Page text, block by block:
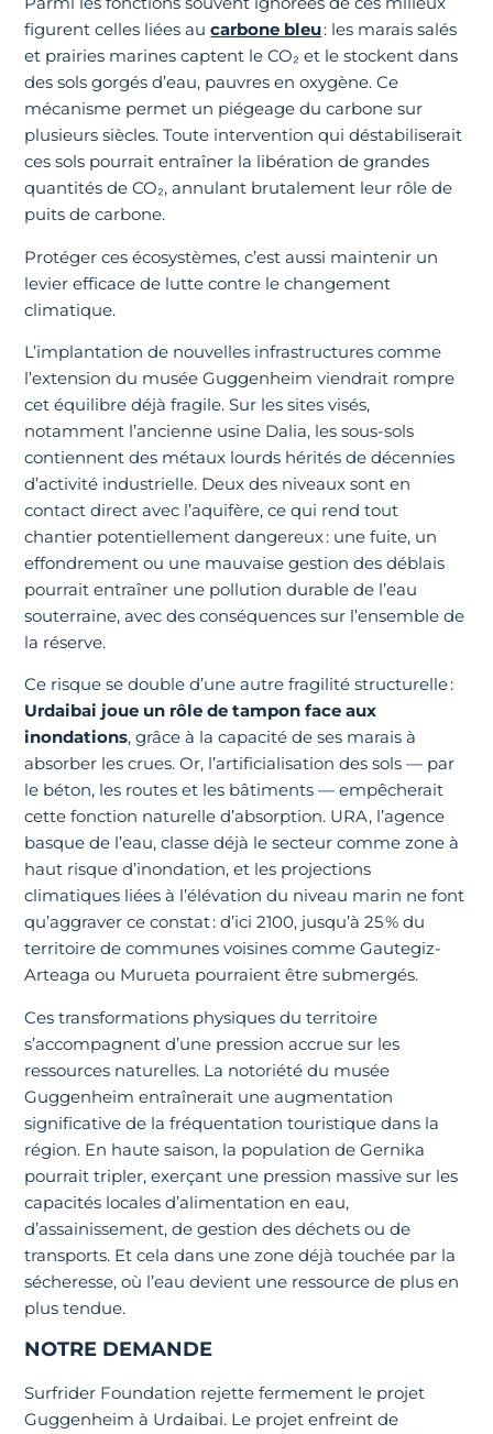
figurent celles liées aucarbone bleu: les marais salés
et prairies marines captent le CO₂ et le stockent dans
des sols gorgés d’eau, pauvres en oxygène. Ce
mécanisme permet un piégeage du carbone sur
plusieurs siècles. Toute intervention qui déstabiliserait
ces sols pourrait entraîner la libération de grandes
quantités de CO₂, annulant brutalement leur rôle de
puits de carbone.
Protéger ces écosystèmes, c’est aussi maintenir un
levier efficace de lutte contre le changement
climatique.
L’implantation de nouvelles infrastructures comme
l’extension du musée Guggenheim viendrait rompre
cet équilibre déjà fragile. Sur les sites visés,
notamment l’ancienne usine Dalia, les sous-sols
contiennent des métaux lourds hérités de décennies
d’activité industrielle. Deux des niveaux sont en
contact direct avec l’aquifère, ce qui rend tout
chantier potentiellement dangereux : une fuite, un
effondrement ou une mauvaise gestion des déblais
pourrait entraîner une pollution durable de l’eau
souterraine, avec des conséquences sur l’ensemble de
la réserve.
Ce risque se double d’une autre fragilité structurelle :
Urdaibai joue un rôle de tampon face aux
inondations, grâce à la capacité de ses marais à
absorber les crues. Or, l’artificialisation des sols — par
le béton, les routes et les bâtiments — empêcherait
cette fonction naturelle d’absorption. URA, l’agence
basque de l’eau, classe déjà le secteur comme zone à
haut risque d’inondation, et les projections
climatiques liées à l’élévation du niveau marin ne font
qu’aggraver ce constat : d’ici 2100, jusqu’à 25 % du
territoire de communes voisines comme Gautegiz-
Arteaga ou Murueta pourraient être submergés.
Ces transformations physiques du territoire
s’accompagnent d’une pression accrue sur les
ressources naturelles. La notoriété du musée
Guggenheim entraînerait une augmentation
significative de la fréquentation touristique dans la
région. En haute saison, la population de Gernika
pourrait tripler, exerçant une pression massive sur les
capacités locales d’alimentation en eau,
d’assainissement, de gestion des déchets ou de
transports. Et cela dans une zone déjà touchée par la
sécheresse, où l’eau devient une ressource de plus en
plus tendue.
NOTRE DEMANDE
Surfrider Foundation rejette fermement le projet
Guggenheim à Urdaibai. Le projet enfreint de